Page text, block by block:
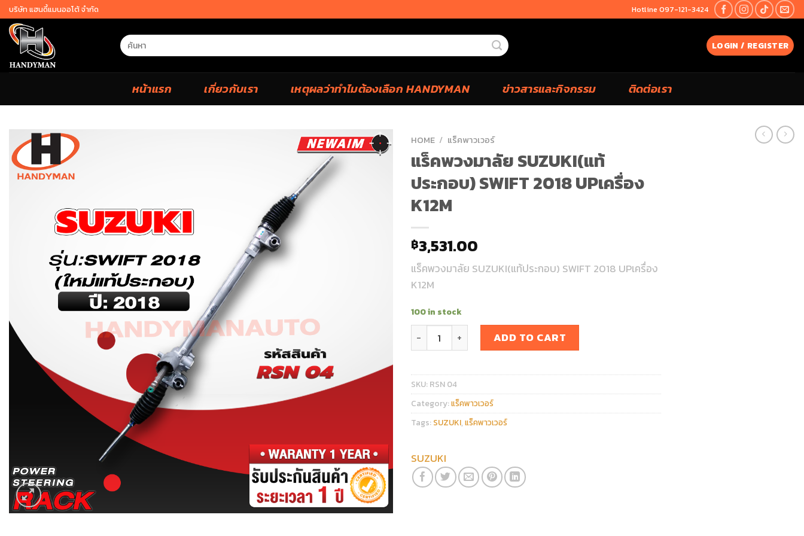
Skip
to
content
บริษัท แฮนดี้แมนออโต้ จำกัด Hotline 097-121-3424
Search
for:
LOGIN / REGISTER
หน้าแรก เกี่ยวกับเรา เหตุผลว่าทำไมต้องเลือก HANDYMAN ข่าวสารและกิจกรรม ติดต่อเรา
HOME / แร็คพาวเวอร์
แร็คพวงมาลัย SUZUKI(แท้
ประกอบ) SWIFT 2018 UPเครื่อง
K12M
฿3,531.00
แร็คพวงมาลัย SUZUKI(แท้ประกอบ) SWIFT 2018 UPเครื่อง
K12M
100 in stock
แร็คพวงมาลัย SUZUKI(แท้ประกอบ) SWIFT 2018 UPเครื่อง K12M quantity
ADD TO CART
SKU: RSN 04
Category:แร็คพาวเวอร์
Tags: SUZUKI, แร็คพาวเวอร์
SUZUKI